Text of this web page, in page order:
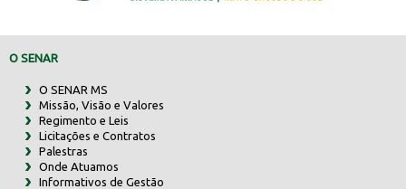
O SENAR
O SENAR MS
Missão, Visão e Valores
Regimento e Leis
Licitações e Contratos
Palestras
Onde Atuamos
Informativos de Gestão